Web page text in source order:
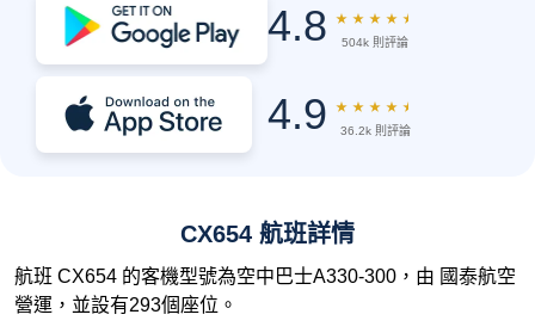
4.8 ★ ★ ★ ★ ★
504k 則評論
4.9 ★ ★ ★ ★ ★
36.2k 則評論
CX654 航班詳情
航班 CX654 的客機型號為空中巴士A330-300，由 國泰航空
營運，並設有293個座位。